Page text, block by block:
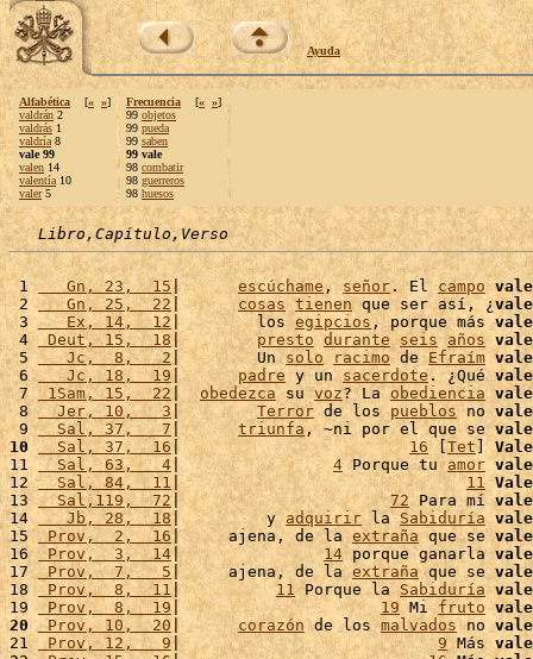
Ayuda
Alfabética [« »]
valdrán 2
valdrás 1
valdría 8
vale 99
valen 14
valentía 10
valer5
Frecuencia [« »]
99 objetos
99 pueda
99 saben
99 vale
98 combatir
98 guerreros
98 huesos
Libro,Capítulo,Verso
1
   Gn, 23,  15
| escúchame, señor . El campo vale
2
   Gn, 25,  22
| cosas tienen que ser así, ¿ vale
3
   Ex, 14,  12
|        los egipcios , porque más vale
4
Deut, 15,  18| presto durante seis años vale
5
   Jc,  8,   2
|        Un solo racimo de Efraím vale
6
   Jc, 18,  19
| padre y un sacerdote . ¿Qué vale
7 1Sam, 15,  22 | obedezca su voz? La obediencia vale
8
  Jer, 10,   3
| Terror de los pueblos no vale
9
  Sal, 37,   7
| triunfa , ~ni por el que se vale
10
  Sal, 37,  16
| 16 [Tet
Vale
11
  Sal, 63,   4
| 4 Porque tu amor vale
12
  Sal, 84,  11
| 11 Vale
13
  Sal,119,  72
| 72 Para mí vale
14
   Jb, 28,  18
|         y adquirir la Sabiduría vale
15 Prov,  2,  16|     ajena, de la extraña que se vale
16
Prov,  3,  14| 14 porque ganarla vale
17 Prov,  7,   5 |     ajena, de la extraña que se vale
18 Prov,  8,  11 | 11 Porque la Sabiduría vale
19 Prov,  8,  19 | 19 Mi fruto vale
20
Prov, 10,  20 | corazón de los malvados no vale
21
Prov, 12,   9| 9 Más vale